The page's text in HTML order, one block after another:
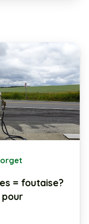
= foutaise?
pour